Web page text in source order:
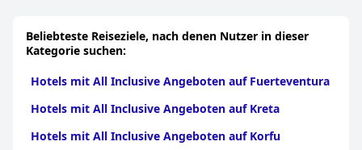
obwohl sie zusätzliche Kosten verursacht, als paradiesisches
Erlebnis beschrieben.
Das Parken am Hotel ist bequem und kostenlos, mit
Garage für zusätzliche Sicherheit. Diese einfache Zugänglichkeit
wird von den Gästen sehr geschätzt.
Angeboten in Huelva
Beliebteste Reiseziele, nach denen Nutzer in dieser
Kategorie suchen:
Hotels mit All Inclusive Angeboten auf Fuerteventura
Hotels mit All Inclusive Angeboten auf Kreta
Hotels mit All Inclusive Angeboten auf Korfu